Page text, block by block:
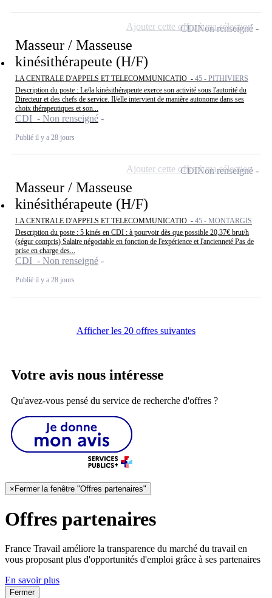
Masseur / Masseuse
kinésithérapeute (H/F)
LA CENTRALE D'APPELS ET TELECOMMUNICATIO - 45 - PITHIVIERS
Description du poste : Le/la kinésithérapeute exerce son activité sous l'autorité du
Directeur et des chefs de service. Il/elle intervient de manière autonome dans ses
choix thérapeutiques et son...
CDI - Non renseigné
Publié il y a 28 jours
CDINon renseigné
Ajouter cette offre à ma sélection
Masseur / Masseuse
kinésithérapeute (H/F)
LA CENTRALE D'APPELS ET TELECOMMUNICATIO - 45 - MONTARGIS
Description du poste : 5 kinés en CDI : à pourvoir dès que possible 20,37€ brut/h
(ségur compris) Salaire négociable en fonction de l'expérience et l'ancienneté Pas de
prise en charge des...
CDI - Non renseigné
Publié il y a 28 jours
CDINon renseigné
Ajouter cette offre à ma sélection
Afficher les 20 offres suivantes
Votre avis nous intéresse
Qu'avez-vous pensé du service de recherche d'offres ?
×Fermer la fenêtre "Offres partenaires"
Offres partenaires
France Travail améliore la transparence du marché du travail en
vous proposant plus d'opportunités d'emploi grâce à ses partenaires
En savoir plus
Fermer